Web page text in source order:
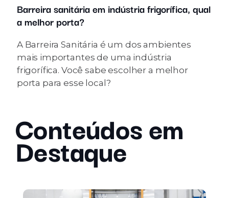
Barreira sanitária em indústria frigorífica, qual
a melhor porta?
A Barreira Sanitária é um dos ambientes
mais importantes de uma indústria
frigorífica. Você sabe escolher a melhor
porta para esse local?
Conteúdos em
Destaque